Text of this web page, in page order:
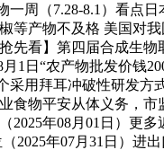
一周（7.28-8.1）看点日
等产物不及格 美国对
先看】第四届合成生物
1日“农产物批发价钱
采用拜耳冲破性研发方
食物平安从体义务，市
2025年08月01日）更
2025年07月31日）进